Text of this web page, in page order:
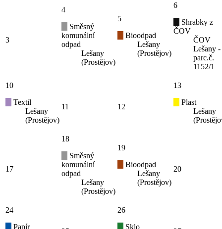
3
4
Směsný
komunální
odpad
Lešany
(Prostějov)
5
Bioodpad
Lešany
(Prostějov)
6
Shrabky z
ČOV
ČOV
Lešany -
parc.č.
1152/1
10
Textil
Lešany
(Prostějov)
11 12
13
Plast
Lešany
17
18
Směsný
komunální
odpad
Lešany
(Prostějov)
19
Bioodpad
Lešany
(Prostějov)
20
24
Papír
26
Sklo